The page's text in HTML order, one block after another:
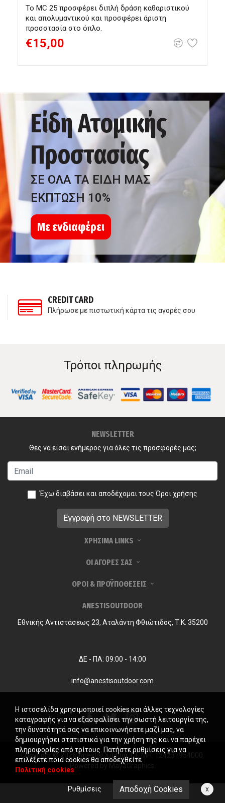
Το ΜC 25 προσφέρει διπλή δράση καθαριστικού
και απολυμαντικού και προσφέρει άριστη
προσστασία στο όπλο.
€15,00
Είδη Ατομικής
Προστασίας
ΣΕ ΟΛΑ ΤΑ ΕΙΔΗ ΜΑΣ
ΕΚΠΤΩΣΗ 10%
Με ενδιαφέρει
CREDIT CARD
Πλήρωσε με πιστωτική κάρτα τις αγορές σου
Τρόποι πληρωμής
NEWSLETTER
Θες να είσαι ενήμερος για όλες τις προσφορές μας;
Έχω διαβάσει και αποδέχομαι τους Όροι χρήσης
ΧΡΗΣΙΜΑ LINKS
ΟΙ ΑΓΟΡΕΣ ΣΑΣ
ΟΡΟΙ & ΠΡΟΫΠΟΘΕΣΕΙΣ
ANESTISOUTDOOR
Εθνικής Αντιστάσεως 23, Αταλάντη Φθιώτιδος, Τ.Κ. 35200
ΔΕ - ΠΑ: 09:00 - 14:00
info@anestisoutdoor.com
Copyright © 2026 AnestisOutdoor. Γ.Ε.ΜΗ. 124231954000.
Powered by MayaGraphics
Η ιστοσελίδα χρησιμοποιεί cookies και άλλες τεχνολογίες
καταγραφής για να εξασφαλίσει την σωστή λειτουργία της,
την δυνατότητά σας να επικοινωνήσετε μαζί μας, να
δημιουργήσει στατιστικά για την χρήση της και να παρέχει
πληροφορίες από τρίτους. Πατήστε ρυθμίσεις για να
επιλέξετε ποια cookies θα αποδεχθείτε.
Πολιτική cookies
Ρυθμίσεις Αποδοχή Cookies x